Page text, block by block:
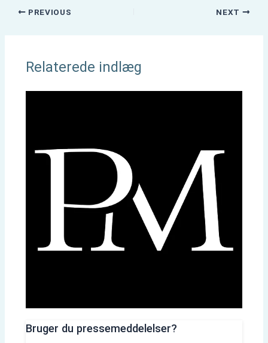
PREVIOUS NEXT
Relaterede indlæg
Bruger du pressemeddelelser?